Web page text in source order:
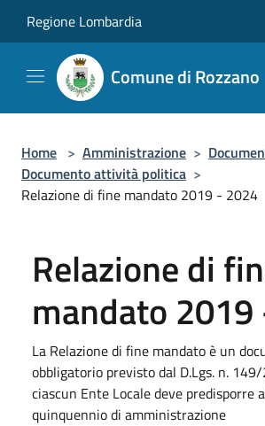
Regione Lombardia
Comune di Rozzano
Home > Amministrazione >
Documento attività politica >
Relazione di fine mandato 2019 - 2024
Relazione di
mandato
La Relazione di fine mandato è un
obbligatorio previsto dal D.Lgs. n.
ciascun Ente Locale deve predisporre
quinquennio di amministrazione